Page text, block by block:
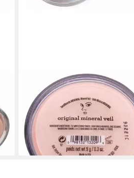
BAREMINERALS
Puder Mineral Veil Finishing Face
Powder
43,76 €
(4.862,22 €/ 1 kg)
lieferbar in 2 Wochen